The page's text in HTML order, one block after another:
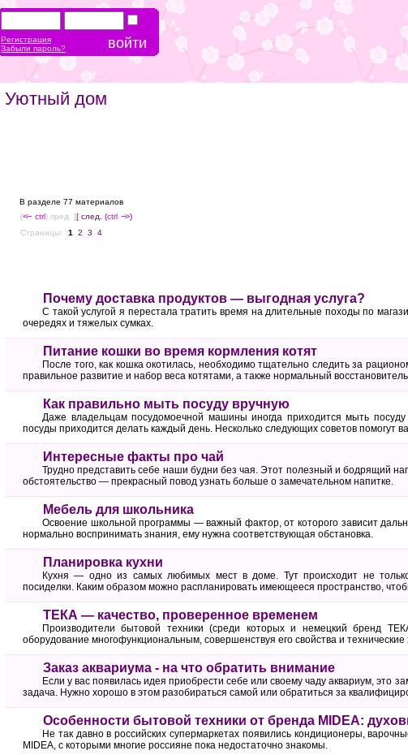
Уютный дом
В разделе 77 материалов
(<-- ctrl) пред. ][ след. (ctrl --> )
Страницы:
1 2 3 4
Почему доставка продуктов — выгодная услуга?
С такой услугой я перестала тратить время на длительные походы по
очередях и тяжелых сумках.
Питание кошки во время кормления котят
После того, как кошка окотилась, необходимо тщательно следить за
правильное развитие и набор веса котятами, а также нормальный
Как правильно мыть посуду вручную
Даже владельцам посудомоечной машины иногда приходится мыть
посуды приходится делать каждый день. Несколько следующих советов помогут
Интересные факты про чай
Трудно представить себе наши будни без чая. Этот полезный и бодрящий
обстоятельство — прекрасный повод узнать больше о замечательном напитке.
Мебель для школьника
Освоение школьной программы — важный фактор, от которого зависит
нормально воспринимать знания, ему нужна соответствующая обстановка.
Планировка кухни
Кухня — одно из самых любимых мест в доме. Тут происходит не
посиделки. Каким образом можно распланировать имеющееся пространство,
ТЕКА — качество, проверенное временем
Производители бытовой техники (среди которых и немецкий бренд
оборудование многофункциональным, совершенствуя его свойства и технические
Заказ аквариума - на что обратить внимание
Если у вас появилась идея приобрести себе или своему чаду аквариум, это
задача. Нужно хорошо в этом разобираться самой или обратиться за
Особенности бытовой техники от бренда MIDEA:
Не так давно в российских супермаркетах появились кондиционеры,
MIDEA, с которыми многие россияне пока недостаточно знакомы.
Регистрация
Забыли пароль?